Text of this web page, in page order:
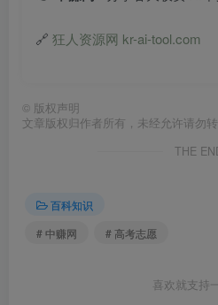
🔗 狂人资源网 kr-ai-tool.com
© 版权声明
文章版权归作者所有，未经允许请勿转
THE
百科知识
# 中赚网
# 高考志愿
喜欢就支持